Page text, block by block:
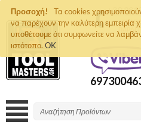
Προσοχή!
Τα cookies
να παρέχουν την καλύτερη εμπειρία
υποθέτουμε ότι συμφωνείτε να
ιστότοπο. OK
+30